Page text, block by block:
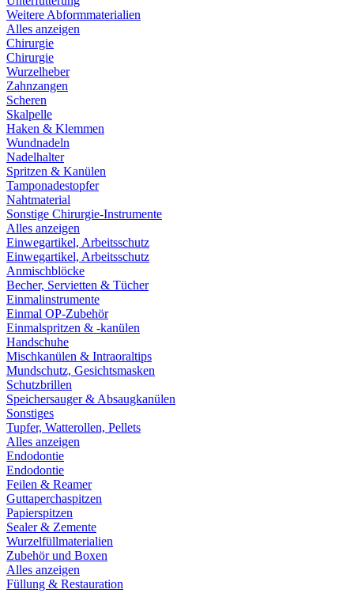
Weitere Abformmaterialien
Alles anzeigen
Chirurgie
Chirurgie
Wurzelheber
Zahnzangen
Scheren
Skalpelle
Haken & Klemmen
Wundnadeln
Nadelhalter
Spritzen & Kanülen
Tamponadestopfer
Nahtmaterial
Sonstige Chirurgie-Instrumente
Alles anzeigen
Einwegartikel, Arbeitsschutz
Einwegartikel, Arbeitsschutz
Anmischblöcke
Becher, Servietten & Tücher
Einmalinstrumente
Einmal OP-Zubehör
Einmalspritzen & -kanülen
Handschuhe
Mischkanülen & Intraoraltips
Mundschutz, Gesichtsmasken
Schutzbrillen
Speichersauger & Absaugkanülen
Sonstiges
Tupfer, Watterollen, Pellets
Alles anzeigen
Endodontie
Endodontie
Feilen & Reamer
Guttaperchaspitzen
Papierspitzen
Sealer & Zemente
Wurzelfüllmaterialien
Zubehör und Boxen
Alles anzeigen
Füllung & Restauration